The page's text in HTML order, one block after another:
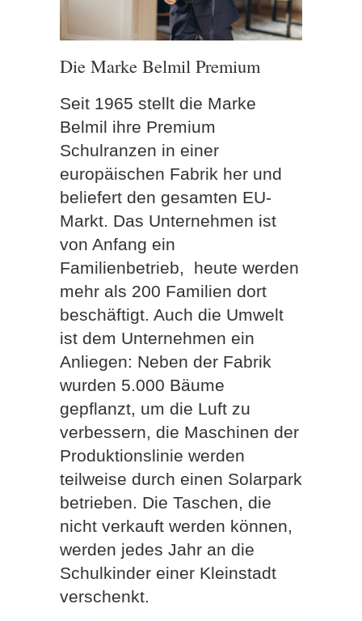
Die Marke Belmil Premium
Seit 1965 stellt die Marke
Belmil ihre Premium
Schulranzen in einer
europäischen Fabrik her und
beliefert den gesamten EU-
Markt. Das Unternehmen ist
von Anfang ein
Familienbetrieb, heute werden
mehr als 200 Familien dort
beschäftigt. Auch die Umwelt
ist dem Unternehmen ein
Anliegen: Neben der Fabrik
wurden 5.000 Bäume
gepflanzt, um die Luft zu
verbessern, die Maschinen der
Produktionslinie werden
teilweise durch einen Solarpark
betrieben. Die Taschen, die
nicht verkauft werden können,
werden jedes Jahr an die
Schulkinder einer Kleinstadt
verschenkt.